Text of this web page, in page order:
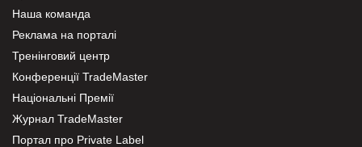
Наша команда
Реклама на порталі
Тренінговий центр
Конференції TradeMaster
Національні Премії
Журнал TradeMaster
Портал про Private Label